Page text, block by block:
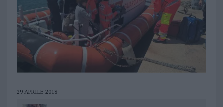
29 APRILE 2018